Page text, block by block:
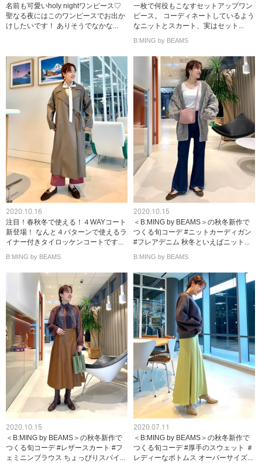
名前も可愛いholy nightワンピース♡
聖なる夜にはこのワンピースでお出か
けしたいです！ ありそうでなかな...
一枚で何役もこなすセットアップワン
ピース。 コーディネートしているよう
なニットとスカート、実はセット...
B:MING by BEAMS
2020.10.16
注目！春秋冬で使える！４WAYコート
新登場！ なんと４パターンで使えるラ
イナー付きタイロッケンコートです...
B:MING by BEAMS
2020.10.15
＜B:MING by BEAMS＞の秋冬新作で
つくる旬コーデ #ニットカーディガン
#フレアデニム 秋冬といえばニット...
B:MING by BEAMS
2020.10.15
＜B:MING by BEAMS＞の秋冬新作で
つくる旬コーデ #レザースカート #フ
ェミニンブラウス ちょっぴりスパイ...
2020.07.11
＜B:MING by BEAMS＞の秋冬新作で
つくる旬コーデ #厚手のスウェット ＃
レディーなボトムス オーバーサイズ...